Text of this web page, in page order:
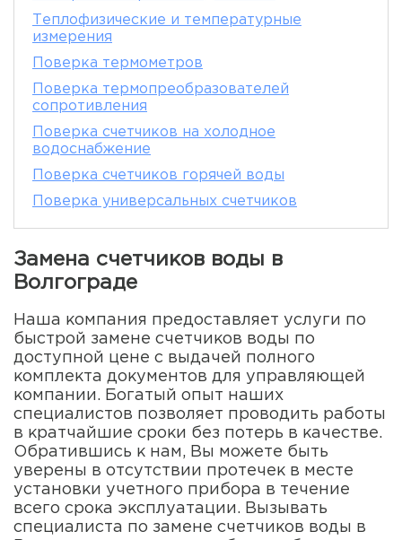
Теплофизические и температурные
измерения
Поверка термометров
Поверка термопреобразователей
сопротивления
Поверка счетчиков на холодное
водоснабжение
Поверка счетчиков горячей воды
Поверка универсальных счетчиков
Замена счетчиков воды в
Волгограде
Наша компания предоставляет услуги по
быстрой замене счетчиков воды по
доступной цене с выдачей полного
комплекта документов для управляющей
компании. Богатый опыт наших
специалистов позволяет проводить работы
в кратчайшие сроки без потерь в качестве.
Обратившись к нам, Вы можете быть
уверены в отсутствии протечек в месте
установки учетного прибора в течение
всего срока эксплуатации. Вызывать
специалиста по замене счетчиков воды в